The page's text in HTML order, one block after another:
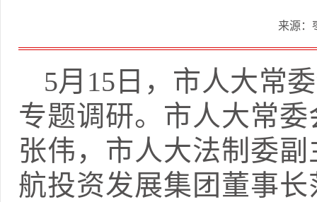
来源：
5月15日，市人大常
专题调研。市人大常
张伟，市人大法制委
航投资发展集团董事